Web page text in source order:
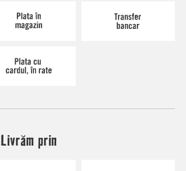
Livrăm prin